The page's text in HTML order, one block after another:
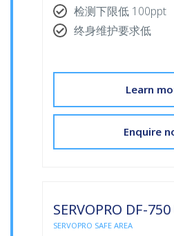
检测下限低 100ppt
终身维护要求低
Learn
Enquire
SERVOPRO DF-
SERVOPRO SAFE AREA